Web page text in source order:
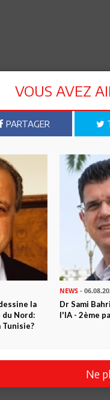
VOUS AVEZ
PARTAGER
la
Nord:
Tunisie?
NEWS -
Dr Sami
l'IA - 2ème
Ne